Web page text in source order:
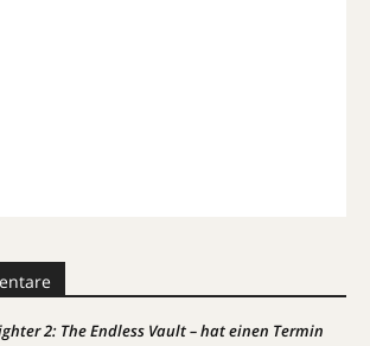
2: The Endless Vault – hat einen Termin